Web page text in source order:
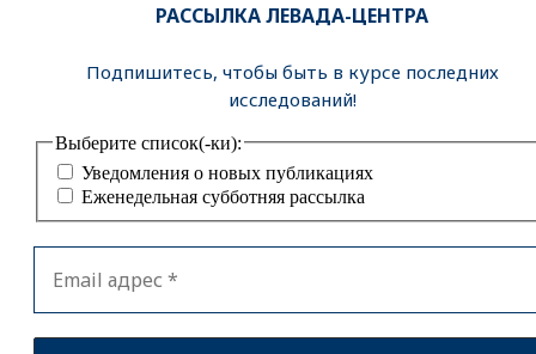
РАССЫЛКА ЛЕВАДА-ЦЕНТРА
Подпишитесь, чтобы быть в курсе последних
исследований!
Выберите список(-ки):
Уведомления о новых публикациях
Еженедельная субботняя рассылка